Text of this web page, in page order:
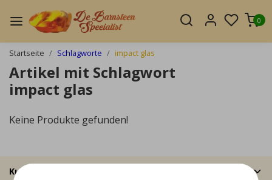
0
Startseite Schlagworte impact glas
Artikel mit Schlagwort
impact glas
Keine Produkte gefunden!
Kundendienst